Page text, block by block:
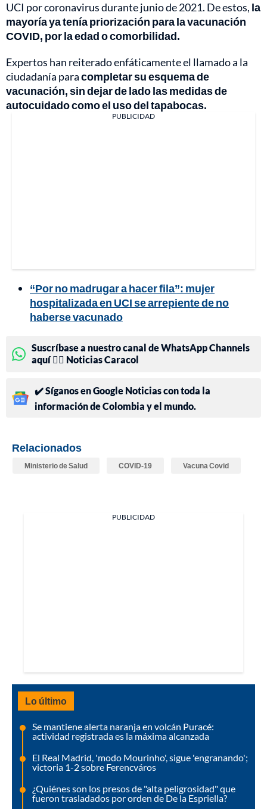
UCI por coronavirus durante junio de 2021. De estos, la
mayoría ya tenía priorización para la vacunación
COVID, por la edad o comorbilidad.
Expertos han reiterado enfáticamente el llamado a la
ciudadanía paracompletar su esquema de
vacunación, sin dejar de lado las medidas de
autocuidado como el uso del tapabocas.
PUBLICIDAD
“Por no madrugar a hacer fila”: mujer
hospitalizada en UCI se arrepiente de no
haberse vacunado
Suscríbase a nuestro canal de WhatsApp Channels
aquí 👉🏻 Noticias Caracol
✔️ Síganos en Google Noticias con toda la
información de Colombia y el mundo.
Relacionados
Ministerio de Salud COVID-19 Vacuna Covid
PUBLICIDAD
Lo último
Se mantiene alerta naranja en volcán Puracé:
actividad registrada es la máxima alcanzada
El Real Madrid, 'modo Mourinho', sigue 'engranando';
victoria 1-2 sobre Ferencváros
¿Quiénes son los presos de "alta peligrosidad" que
fueron trasladados por orden de De la Espriella?